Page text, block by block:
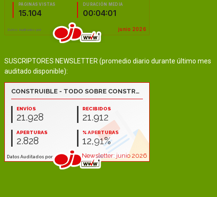
SUSCRIPTORES NEWSLETTER (promedio diario durante último mes
auditado disponible):